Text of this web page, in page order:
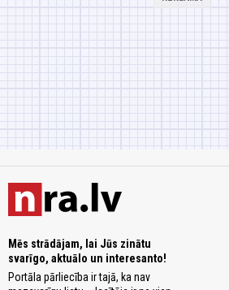
Mēs strādājam, lai Jūs zinātu
svarīgo, aktuālo un interesanto!
Portāla pārliecība ir tajā, ka nav